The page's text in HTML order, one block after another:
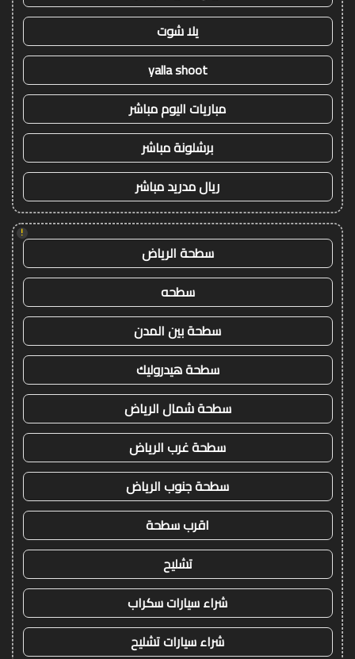
يلا شوت
yalla shoot
مباريات اليوم مباشر
برشلونة مباشر
ريال مدريد مباشر
!
سطحة الرياض
سطحه
سطحة بين المدن
سطحة هيدروليك
سطحة شمال الرياض
سطحة غرب الرياض
سطحة جنوب الرياض
اقرب سطحة
تشليح
شراء سيارات سكراب
شراء سيارات تشليح